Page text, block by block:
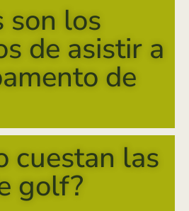
son los
de asistir a
de
cuestan las
golf?